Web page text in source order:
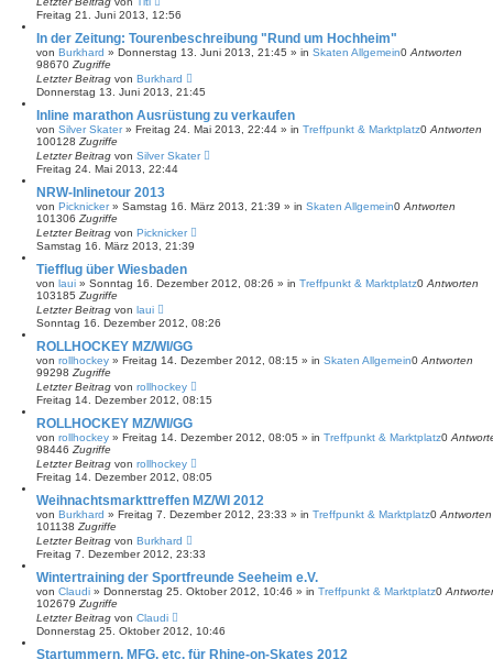
Freitag 21. Juni 2013, 12:56
In der Zeitung: Tourenbeschreibung "Rund um Hochheim"
von Burkhard » Donnerstag 13. Juni 2013, 21:45 » in Skaten Allgemein0 Antworten
98670 Zugriffe
Letzter Beitrag von Burkhard
Donnerstag 13. Juni 2013, 21:45
Inline marathon Ausrüstung zu verkaufen
von Silver Skater» Freitag 24. Mai 2013, 22:44 » in Treffpunkt & Marktplatz0 Antworten
100128 Zugriffe
Letzter Beitrag von Silver Skater
Freitag 24. Mai 2013, 22:44
NRW-Inlinetour 2013
von Picknicker» Samstag 16. März 2013, 21:39 » in Skaten Allgemein0 Antworten
101306 Zugriffe
Letzter Beitrag von Picknicker
Samstag 16. März 2013, 21:39
Tiefflug über Wiesbaden
von laui » Sonntag 16. Dezember 2012, 08:26 » in Treffpunkt & Marktplatz0 Antworten
103185 Zugriffe
Letzter Beitrag von laui
Sonntag 16. Dezember 2012, 08:26
ROLLHOCKEY MZ/WI/GG
von rollhockey » Freitag 14. Dezember 2012, 08:15 » in Skaten Allgemein0 Antworten
99298 Zugriffe
Letzter Beitrag von rollhockey
Freitag 14. Dezember 2012, 08:15
ROLLHOCKEY MZ/WI/GG
von rollhockey » Freitag 14. Dezember 2012, 08:05 » in Treffpunkt & Marktplatz0
98446 Zugriffe
Letzter Beitrag von rollhockey
Freitag 14. Dezember 2012, 08:05
Weihnachtsmarkttreffen MZ/WI 2012
von Burkhard » Freitag 7. Dezember 2012, 23:33 » in Treffpunkt & Marktplatz0 Antworten
101138 Zugriffe
Letzter Beitrag von Burkhard
Freitag 7. Dezember 2012, 23:33
Wintertraining der Sportfreunde Seeheim e.V.
von Claudi » Donnerstag 25. Oktober 2012, 10:46 » in Treffpunkt & Marktplatz0
102679 Zugriffe
Letzter Beitrag von Claudi
Donnerstag 25. Oktober 2012, 10:46
Startummern, MFG, etc. für Rhine-on-Skates 2012